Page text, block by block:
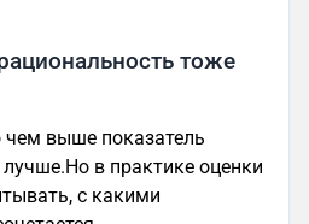
тоже
чем выше показатель
в практике оценки
с какими